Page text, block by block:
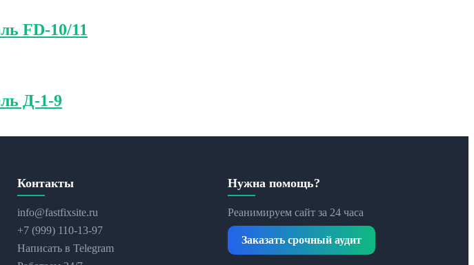
FD-10/11
Д-1-9
Контакты
info@fastfixsite.ru
+7 (999) 110-13-97
Написать в Telegram
Нужна помощь?
Реанимируем сайт за 24 часа
Заказать срочный аудит